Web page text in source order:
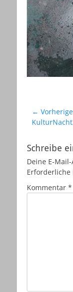
←
Vorheriger
Schreibe
Deine E-
Kommentar *